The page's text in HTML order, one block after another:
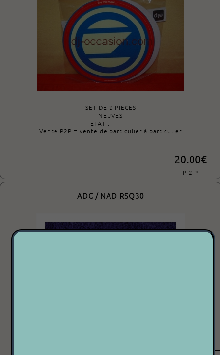
SET DE 2 PIECES
NEUVES
ETAT : +++++
Vente P2P = vente de particulier à particulier
20.00€
P 2 P
ADC / NAD RSQ30